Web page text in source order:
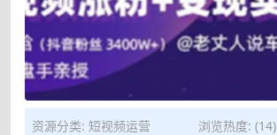
资源分类: 短视频运营
浏览热度: (14)